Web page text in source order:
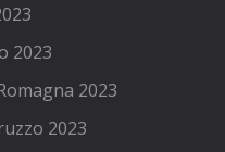
2023
2023
2023